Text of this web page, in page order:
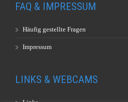
FAQ & IMPRESSUM
Häufig gestellte Fragen
Impressum
LINKS & WEBCAMS